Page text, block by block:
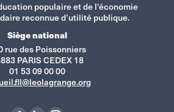
populaire et de l'économie
reconnue d’utilité publique.
Siège national
rue des Poissonniers
PARIS CEDEX 18
01 53 09 00 00